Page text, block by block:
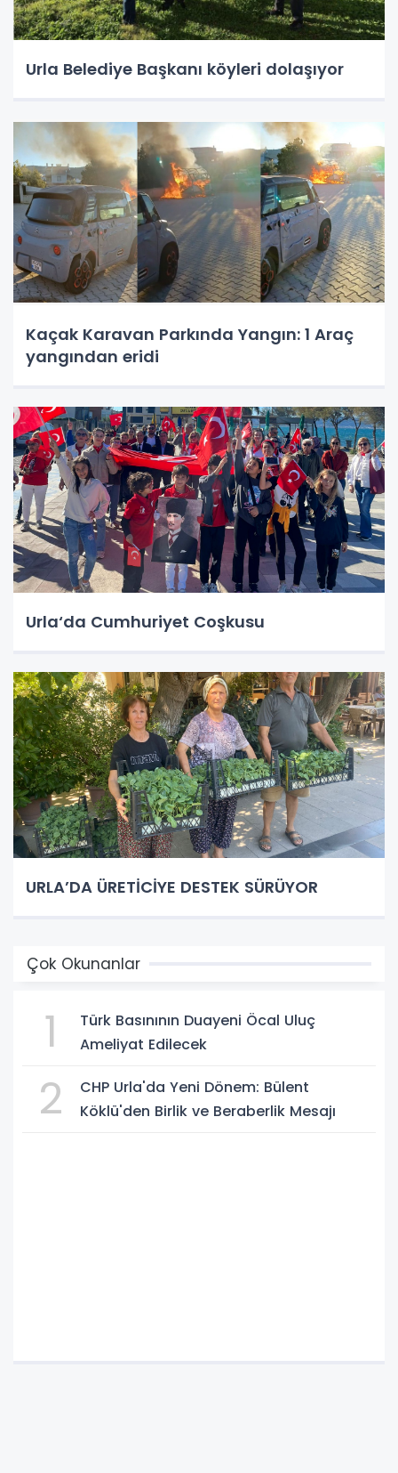
Urla Belediye Başkanı köyleri dolaşıyor
Kaçak Karavan Parkında Yangın: 1 Araç
yangından eridi
Urla‘da Cumhuriyet Coşkusu
URLA’DA ÜRETİCİYE DESTEK SÜRÜYOR
Çok Okunanlar
1
Türk Basınının Duayeni Öcal Uluç
Ameliyat Edilecek
2
CHP Urla'da Yeni Dönem: Bülent
Köklü'den Birlik ve Beraberlik Mesajı